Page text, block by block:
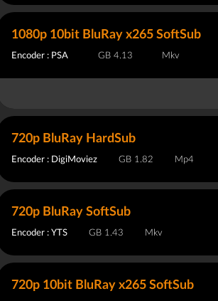
1080p 10bit BluRay x265 SoftSub
Encoder : PSA 4.13 GB Mkv
720p BluRay HardSub
Encoder : DigiMoviez 1.82 GB Mp4
720p BluRay SoftSub
Encoder : YTS 1.43 GB Mkv
720p 10bit BluRay x265 SoftSub